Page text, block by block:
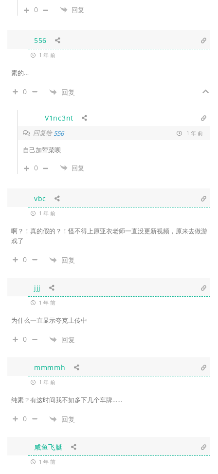
0 回复
556
1 年 前
素的…
0 回复
V1nc3nt
回复给556 1 年 前
自己加荤菜呗
0 回复
vbc
1 年 前
啊？！真的假的？！怪不得上原亚衣老师一直没更新视频，原来去做游
戏了
0 回复
jjj
1 年 前
为什么一直显示夸克上传中
0 回复
mmmmh
1 年 前
纯素？有这时间我不如多下几个车牌……
0 回复
咸鱼飞艇
1 年 前